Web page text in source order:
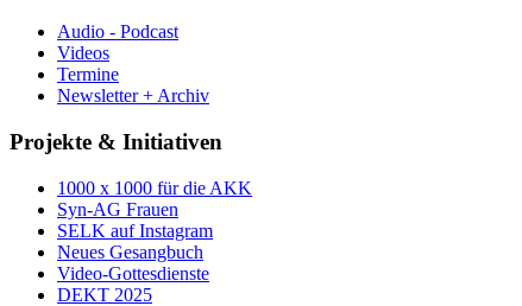
Audio - Podcast
Videos
Termine
Newsletter + Archiv
Projekte & Initiativen
1000 x 1000 für die AKK
Syn-AG Frauen
SELK auf Instagram
Neues Gesangbuch
Video-Gottesdienste
DEKT 2025